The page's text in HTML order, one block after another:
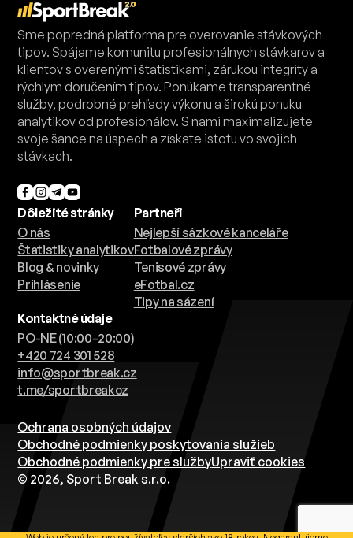
Sme popredná platforma pre overovanie stávkových
tipov. Spájame komunitu profesionálnych stávkarov a
klientov s overenými štatistikami, zárukou integrity a
rýchlym doručením tipov. Ponúkame transparentné
služby, podrobné prehľady výkonu a širokú ponuku
analytikov od profesionálov. S nami maximalizujete
svoje šance na úspech a získate istotu vo svojich
stávkach.
Dôležité stránky
O nás
Štatistiky analytikov
Blog & novinky
Prihlásenie
Partneři
Nejlepší sázkové kanceláře
Fotbalové zprávy
Tenisové zprávy
eFotbal.cz
Tipy na sázení
Kontaktné údaje
PO-NE (10:00–20:00)
+420 724 301 528
info@sportbreak.cz
t.me/sportbreakcz
Ochrana osobných údajov
Obchodné podmienky poskytovania služieb
Obchodné podmienky pre službyUpraviť cookies
© 2026, Sport Break s.r.o.